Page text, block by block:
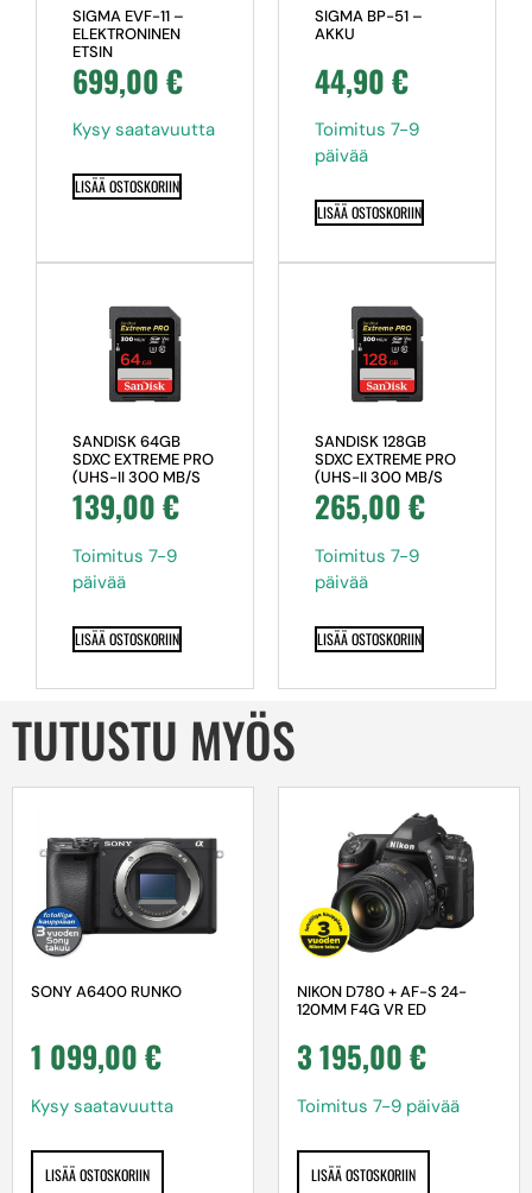
SIGMA EVF-11 –
ELEKTRONINEN
ETSIN
699,00€
Kysy saatavuutta
LISÄÄ OSTOSKORIIN
SIGMA BP-51 –
AKKU
44,90€
Toimitus 7-9
päivää
LISÄÄ OSTOSKORIIN
SANDISK 64GB
SDXC EXTREME PRO
(UHS-II 300 MB/S
(U3) CLASS 10)
139,00€
Toimitus 7-9
päivää
LISÄÄ OSTOSKORIIN
SANDISK 128GB
SDXC EXTREME PRO
(UHS-II 300 MB/S
(U3) CLASS 10)
265,00€
Toimitus 7-9
päivää
LISÄÄ OSTOSKORIIN
TUTUSTU MYÖS
SONY A6400 RUNKO
1 099,00€
Kysy saatavuutta
LISÄÄ OSTOSKORIIN
NIKON D780 + AF-S 24-
120MM F4G VR ED
3 195,00€
Toimitus 7-9 päivää
LISÄÄ OSTOSKORIIN